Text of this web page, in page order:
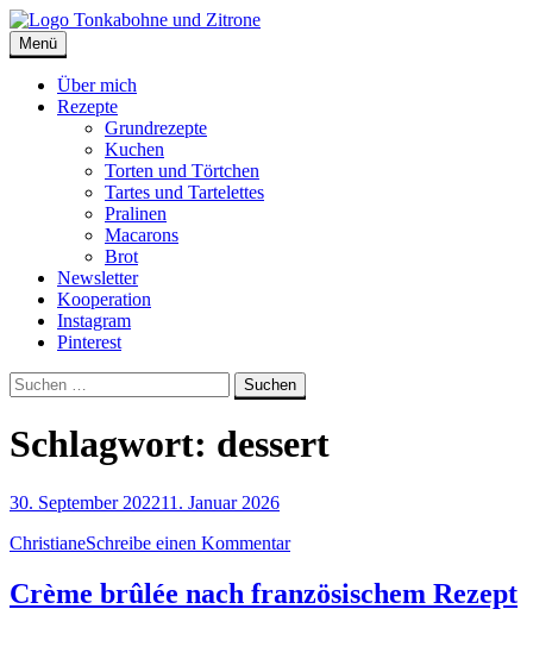
Skip
to
content
Tonkabohne und Zitrone | Backblog
Backblog
Menü
Über mich
Rezepte
Grundrezepte
Kuchen
Torten und Törtchen
Tartes und Tartelettes
Pralinen
Macarons
Brot
Newsletter
Kooperation
Instagram
Pinterest
Suche
Suchen
nach:
Schlagwort: dessert
30. September 202211. Januar 2026
ChristianeSchreibe einen Kommentar
Crème brûlée nach französischem Rezept